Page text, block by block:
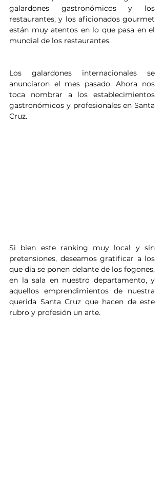
galardones gastronómicos y los
restaurantes, y los aficionados gourmet
están muy atentos en lo que pasa en el
mundial de los restaurantes.
Los galardones internacionales se
anunciaron el mes pasado. Ahora nos
toca nombrar a los establecimientos
gastronómicos y profesionales en Santa
Cruz.
Si bien este ranking muy local y sin
pretensiones, deseamos gratificar a los
que día se ponen delante de los fogones,
en la sala en nuestro departamento, y
aquellos emprendimientos de nuestra
querida Santa Cruz que hacen de este
rubro y profesión un arte.